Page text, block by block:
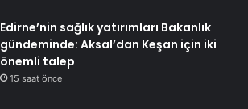
Edirne’nin sağlık yatırımları Bakanlık
gündeminde: Aksal’dan Keşan için iki
önemli talep
15 saat önce